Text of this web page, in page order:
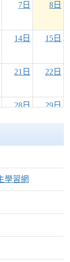
7日 8日
14日 15日
21日 22日
28日 29日
學習網